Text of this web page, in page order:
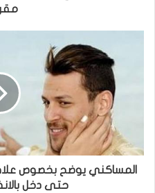
المساكني يوضح بخصوص
حتى دخل